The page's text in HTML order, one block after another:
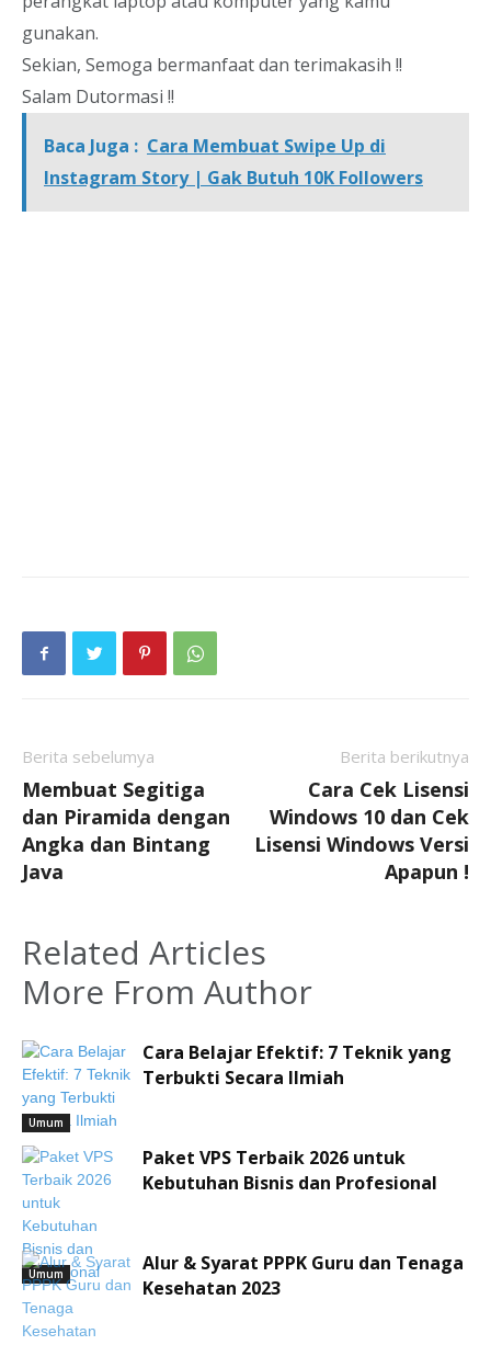
gunakan.
Sekian, Semoga bermanfaat dan terimakasih !!
Salam Dutormasi !!
Baca Juga : Cara Membuat Swipe Up di
Instagram Story | Gak Butuh 10K Followers
Berita sebelumya
Membuat Segitiga
dan Piramida dengan
Angka dan Bintang
Java
Berita berikutnya
Cara Cek Lisensi
Windows 10 dan Cek
Lisensi Windows Versi
Apapun !
Related Articles
More From Author
Umum
Cara Belajar Efektif: 7 Teknik yang
Terbukti Secara Ilmiah
Umum
Paket VPS Terbaik 2026 untuk
Kebutuhan Bisnis dan Profesional
Alur & Syarat PPPK Guru dan Tenaga
Kesehatan 2023